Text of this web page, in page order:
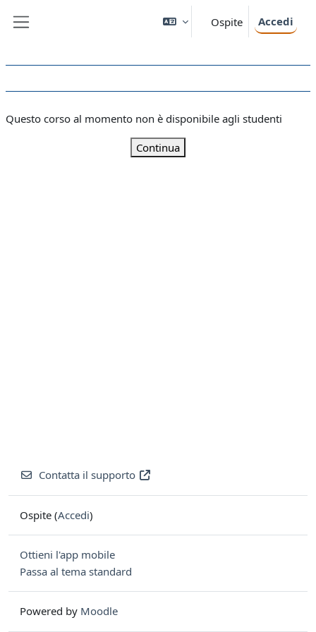
Ospite Accedi
Questo corso al momento non è disponibile agli studenti
Continua
Contatta il supporto
Ospite (Accedi)
Ottieni l'app mobile
Passa al tema standard
Powered by Moodle